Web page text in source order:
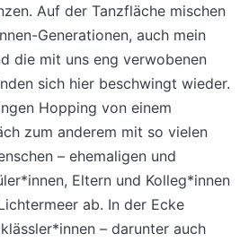
Auf der Tanzfläche mischen
Generationen, auch mein
die mit uns eng verwobenen
sich hier beschwingt wieder.
Hopping von einem
zum anderem mit so vielen
– ehemaligen und
Eltern und Kolleg*innen
ab. In der Ecke
– darunter auch